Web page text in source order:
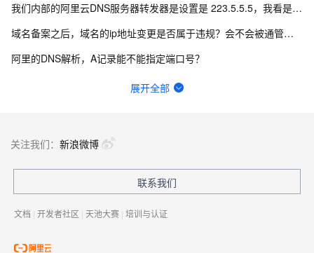
我们内部的阿里云DNS服务器转发器是设置是 223.5.5.5，我看是有限速了，怎么办？
域名备案之后，域名的ip地址变更是否属于违规？会不会被通管局扫描成不合规？
阿里的DNS解析，A记录能不能指定端口号？
阿里云DNS这个48小时生效可以加急的嘛？
阿里云如何添加群辉DDNS进行外网访问nas?
展开全部
关注我们： 新浪微博
联系我们
文档 | 开发者社区 | 天池大赛 | 培训与认证